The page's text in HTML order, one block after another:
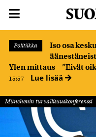
Politiikka
Iso osa
Ylen mittaus – ”Eivät
15:57
Lue lisää
Münchenin turvallisuuskonferenssi